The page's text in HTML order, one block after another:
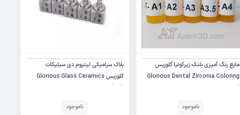
مایع رنگ آمیزی بلنک زیرکونیا گلوریس
Glorious Dental Zirconia Coloring
Liquid
ناموجود
بلاک سرامیکی لیتیوم دی سیلیکات
گلوریس Glorious Glass Ceramics
Block
ناموجود